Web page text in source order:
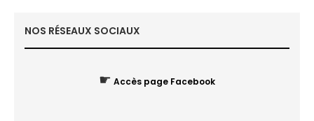
NOS RÉSEAUX SOCIAUX
☛ Accès page Facebook